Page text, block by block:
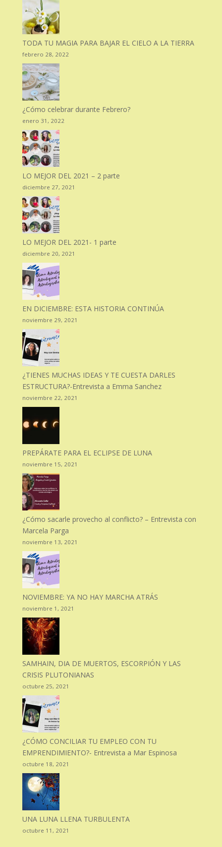
TODA TU MAGIA PARA BAJAR EL CIELO A LA TIERRA
febrero 28, 2022
¿Cómo celebrar durante Febrero?
enero 31, 2022
LO MEJOR DEL 2021 – 2 parte
diciembre 27, 2021
LO MEJOR DEL 2021- 1 parte
diciembre 20, 2021
EN DICIEMBRE: ESTA HISTORIA CONTINÚA
noviembre 29, 2021
¿TIENES MUCHAS IDEAS Y TE CUESTA DARLES
ESTRUCTURA?-Entrevista a Emma Sanchez
noviembre 22, 2021
PREPÁRATE PARA EL ECLIPSE DE LUNA
noviembre 15, 2021
¿Cómo sacarle provecho al conflicto? – Entrevista con
Marcela Parga
noviembre 13, 2021
NOVIEMBRE: YA NO HAY MARCHA ATRÁS
noviembre 1, 2021
SAMHAIN, DIA DE MUERTOS, ESCORPIÓN Y LAS
CRISIS PLUTONIANAS
octubre 25, 2021
¿CÓMO CONCILIAR TU EMPLEO CON TU
EMPRENDIMIENTO?- Entrevista a Mar Espinosa
octubre 18, 2021
UNA LUNA LLENA TURBULENTA
octubre 11, 2021